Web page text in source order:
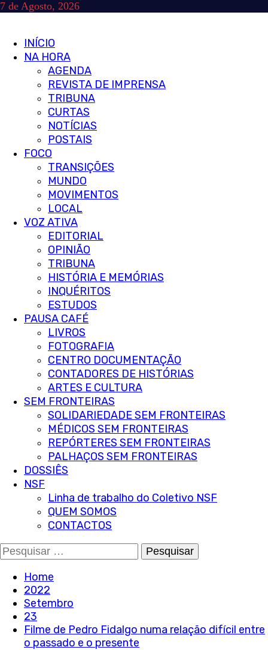
Skip
7 de Agosto, 2026
Primary
Menu
INÍCIO
NA HORA
AGENDA
REVISTA DE IMPRENSA
TRIBUNA
CURTAS
NOTÍCIAS
POSTAIS
FOCO
TRANSIÇÕES
MUNDO
MOVIMENTOS
LOCAL
VOZ ATIVA
EDITORIAL
OPINIÃO
TRIBUNA
HISTÓRIA E MEMÓRIAS
INQUÉRITOS
ESTUDOS
PAUSA CAFÉ
LIVROS
FOTOGRAFIA
CENTRO DOCUMENTAÇÃO
CONTADORES DE HISTÓRIAS
ARTES E CULTURA
SEM FRONTEIRAS
SOLIDARIEDADE SEM FRONTEIRAS
MÉDICOS SEM FRONTEIRAS
REPÓRTERES SEM FRONTEIRAS
PALHAÇOS SEM FRONTEIRAS
DOSSIÊS
NSF
Linha de trabalho do Coletivo NSF
QUEM SOMOS
CONTACTOS
Pesquisar
por:
Home
2022
Setembro
23
Filme de Pedro Fidalgo numa relação difícil entre
o passado e o presente